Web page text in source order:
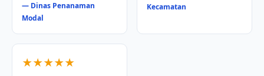
— Dinas Penanaman
Modal
Kecamatan
★★★★★